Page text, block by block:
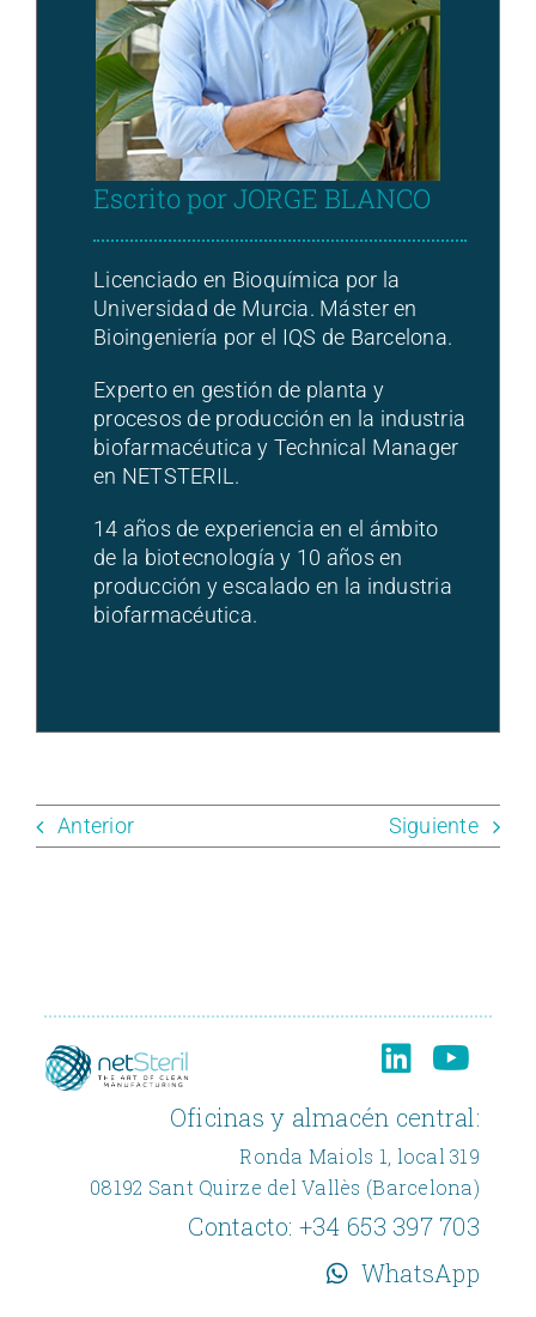
Escrito por JORGE BLANCO
Licenciado en Bioquímica por la
Universidad de Murcia. Máster en
Bioingeniería por el IQS de Barcelona.
Experto en gestión de planta y
procesos de producción en la industria
biofarmacéutica y Technical Manager
en NETSTERIL.
14 años de experiencia en el ámbito
de la biotecnología y 10 años en
producción y escalado en la industria
biofarmacéutica.
Anterior Siguiente
Oficinas y almacén central:
Ronda Maiols 1, local 319
08192 Sant Quirze del Vallès (Barcelona)
Contacto: +34 653 397 703
WhatsApp